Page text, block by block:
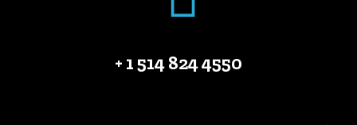
4550 824 514 1 +